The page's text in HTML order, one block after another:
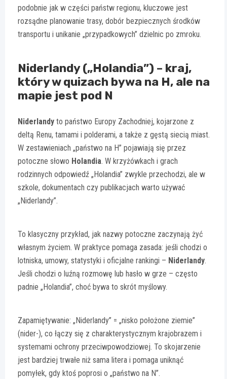
podobnie jak w części państw regionu, kluczowe jest
rozsądne planowanie trasy, dobór bezpiecznych środków
transportu i unikanie „przypadkowych” dzielnic po zmroku.
Niderlandy („Holandia”) – kraj,
który w quizach bywa na H, ale na
mapie jest pod N
Niderlandy to państwo Europy Zachodniej, kojarzone z
deltą Renu, tamami i polderami, a także z gęstą siecią miast.
W zestawieniach „państwo na H” pojawiają się przez
potoczne słowo Holandia. W krzyżówkach i grach
rodzinnych odpowiedź „Holandia” zwykle przechodzi, ale w
szkole, dokumentach czy publikacjach warto używać
„Niderlandy”.
To klasyczny przykład, jak nazwy potoczne zaczynają żyć
własnym życiem. W praktyce pomaga zasada: jeśli chodzi o
lotniska, umowy, statystyki i oficjalne rankingi – Niderlandy.
Jeśli chodzi o luźną rozmowę lub hasło w grze – często
padnie „Holandia”, choć bywa to skrót myślowy.
Zapamiętywanie: „Niderlandy” = „nisko położone ziemie”
(nider-), co łączy się z charakterystycznym krajobrazem i
systemami ochrony przeciwpowodziowej. To skojarzenie
jest bardziej trwałe niż sama litera i pomaga uniknąć
pomyłek, gdy ktoś poprosi o „państwo na N”.